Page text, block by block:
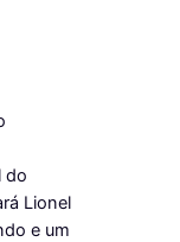
do
Lionel
e um